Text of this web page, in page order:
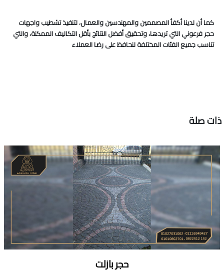
كما أن لدينا أكفأ المصممين والمهندسين والعمال، لتنفيذ تشطيب واجهات
حجر فرعوني التي تريدها، وتحقيق أفضل النتائج بأقل التكاليف الممكنة، والتي
تناسب جميع الفئات المختلفة لنحافظ على رضا العملاء
ذات صلة
حجر بازلت